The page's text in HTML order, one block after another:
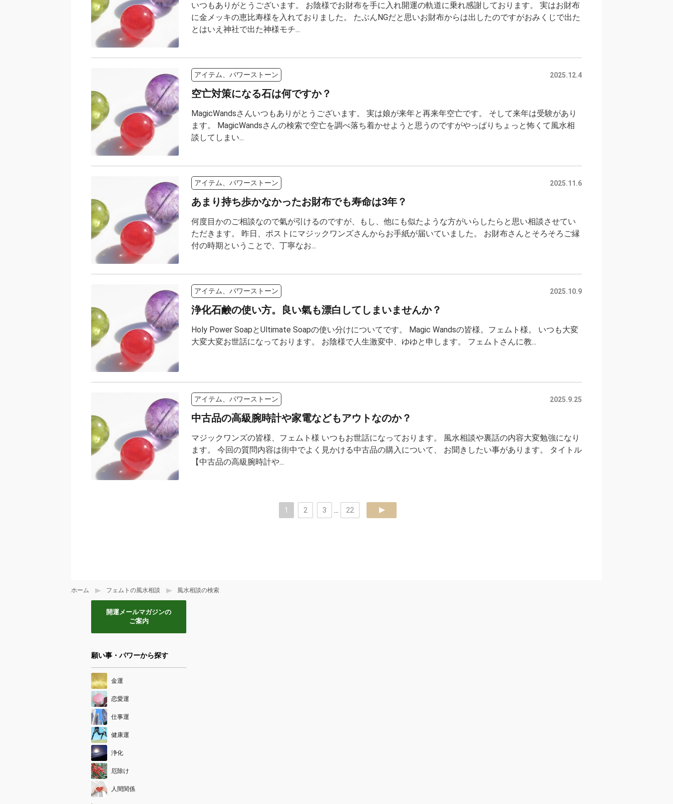
ホーム フェムトの風水相談 風水相談の検索
いつもありがとうございます。 お陰様でお財布を手に入れ開運の軌道に乗れ感謝しております。 実はお財布
に金メッキの恵比寿様を入れておりました。 たぶんNGだと思いお財布からは出したのですがおみくじで出た
とはいえ神社で出た神様モチ...
アイテム、パワーストーン 2025.12.4
空亡対策になる石は何ですか？
MagicWandsさんいつもありがとうございます。 実は娘が来年と再来年空亡です。 そして来年は受験があり
ます。 MagicWandsさんの検索で空亡を調べ落ち着かせようと思うのですがやっぱりちょっと怖くて風水相
談してしまい...
アイテム、パワーストーン 2025.11.6
あまり持ち歩かなかったお財布でも寿命は3年？
何度目かのご相談なので氣が引けるのですが、もし、他にも似たような方がいらしたらと思い相談させてい
ただきます。 昨日、ポストにマジックワンズさんからお手紙が届いていました。 お財布さんとそろそろご縁
付の時期ということで、丁寧なお...
アイテム、パワーストーン 2025.10.9
浄化石鹸の使い方。良い氣も漂白してしまいませんか？
Holy Power SoapとUltimate Soapの使い分けについてです。 Magic Wandsの皆様。フェムト様。 いつも大変
大変大変お世話になっております。 お陰様で人生激変中、ゆゆと申します。 フェムトさんに教...
アイテム、パワーストーン 2025.9.25
中古品の高級腕時計や家電などもアウトなのか？
マジックワンズの皆様、フェムト様 いつもお世話になっております。 風水相談や裏話の内容大変勉強になり
ます。 今回の質問内容は街中でよく見かける中古品の購入について、 お聞きしたい事があります。 タイトル
【中古品の高級腕時計や...
1 2 3 22 next
開運メールマガジンの
ご案内
願い事・パワーから探す
金運
恋愛運
仕事運
健康運
浄化
厄除け
人間関係